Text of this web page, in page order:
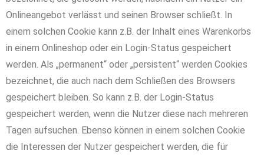
Onlineangebot verlässt und seinen Browser schließt. In
einem solchen Cookie kann z.B. der Inhalt eines Warenkorbs
in einem Onlineshop oder ein Login-Status gespeichert
werden. Als „permanent“ oder „persistent“ werden Cookies
bezeichnet, die auch nach dem Schließen des Browsers
gespeichert bleiben. So kann z.B. der Login-Status
gespeichert werden, wenn die Nutzer diese nach mehreren
Tagen aufsuchen. Ebenso können in einem solchen Cookie
die Interessen der Nutzer gespeichert werden, die für